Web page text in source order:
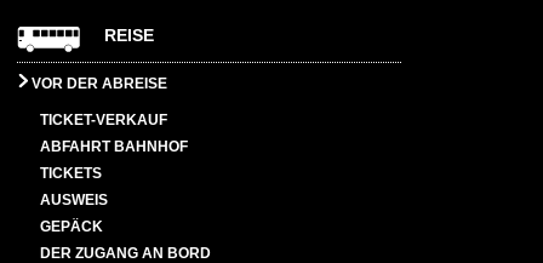
REISE
VOR DER ABREISE
TICKET-VERKAUF
ABFAHRT BAHNHOF
TICKETS
AUSWEIS
GEPÄCK
DER ZUGANG AN BORD